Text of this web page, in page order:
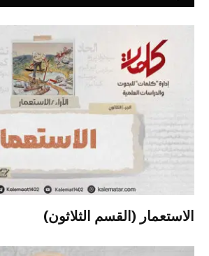
الاستعمار (القسم الثلاثون)